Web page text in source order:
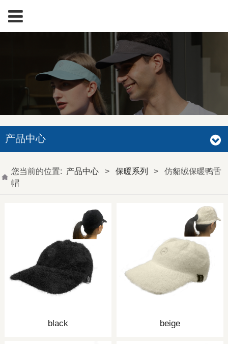
产品中心
您当前的位置: 产品中心 > 保暖系列 >
仿貂绒保暖鸭舌
帽
black beige